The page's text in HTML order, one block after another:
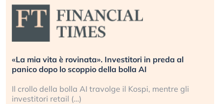
«La mia vita è rovinata». Investitori in preda al
panico dopo lo scoppio della bolla AI
Il crollo della bolla AI travolge il Kospi, mentre gli
investitori retail (…)